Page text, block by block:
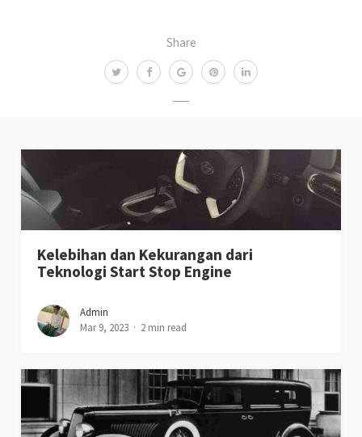
Share
Kelebihan dan Kekurangan dari
Teknologi Start Stop Engine
Admin
Mar 9, 2023
2 min read